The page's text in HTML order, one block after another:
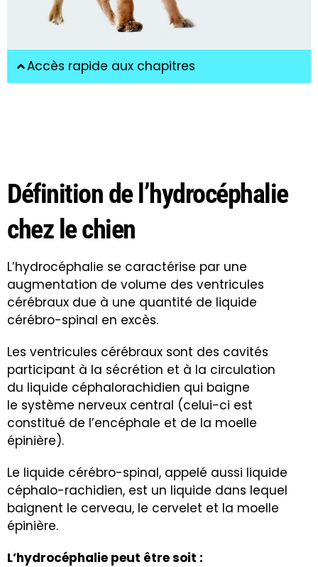
Accès rapide aux chapitres
Définition de l’hydrocéphalie
chez le chien
L’hydrocéphalie se caractérise par une
augmentation de volume des ventricules
cérébraux due à une quantité de liquide
cérébro-spinal en excès.
Les ventricules cérébraux sont des cavités
participant à la sécrétion et à la circulation
du liquide céphalorachidien qui baigne
le système nerveux central (celui-ci est
constitué de l’encéphale et de la moelle
épinière).
Le liquide cérébro-spinal, appelé aussi liquide
céphalo-rachidien, est un liquide dans lequel
baignent le cerveau, le cervelet et la moelle
épinière.
L’hydrocéphalie peut être soit :